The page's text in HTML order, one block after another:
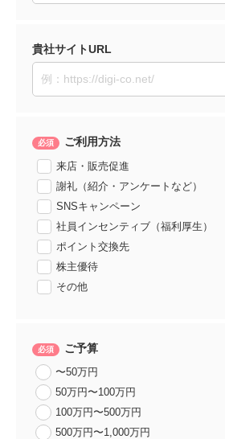
貴社サイトURL
ご利用方法
来店・販売促進
謝礼（紹介・アンケートなど）
SNSキャンペーン
社員インセンティブ（福利厚生）
ポイント交換先
株主優待
その他
ご予算
〜50万円
50万円〜100万円
100万円〜500万円
500万円〜1,000万円